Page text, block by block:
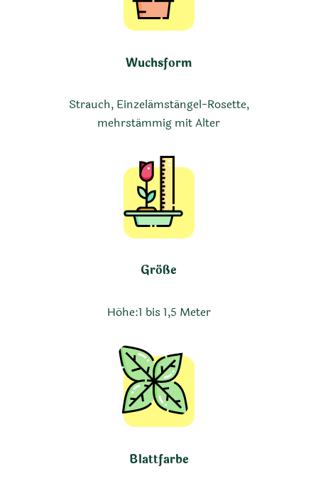
Wuchsform
Strauch, Einzelämstängel-Rosette,
mehrstämmig mit Alter
Größe
Höhe:1 bis 1,5 Meter
Blattfarbe